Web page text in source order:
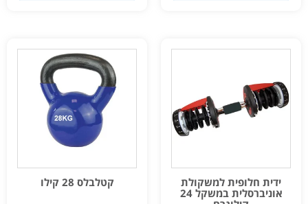
ידית חלופית למשקולת
אוניברסלית במשקל 24
קטלבלס 28 קילו